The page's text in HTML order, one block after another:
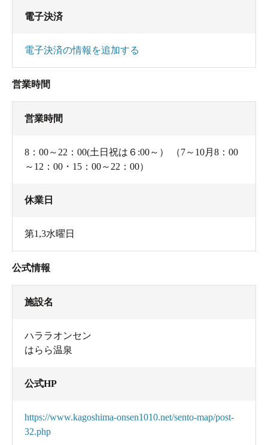
電子決済
電子決済の情報を追加する
営業時間
営業時間
8：00～22：00(土日祝は６:00～） （7～10月8：00
～12：00・15：00～22：00）
休業日
第1,3水曜日
公式情報
施設名
ハララオンセン
はらら温泉
公式HP
https://www.kagoshima-onsen1010.net/sento-map/post-
32.php